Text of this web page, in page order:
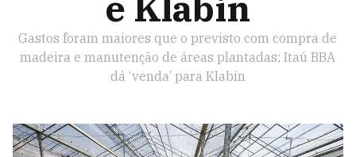
Gastos foram maiores que o previsto com compra de
madeira e manutenção de áreas plantadas; Itaú BBA
dá ‘venda’ para Klabin